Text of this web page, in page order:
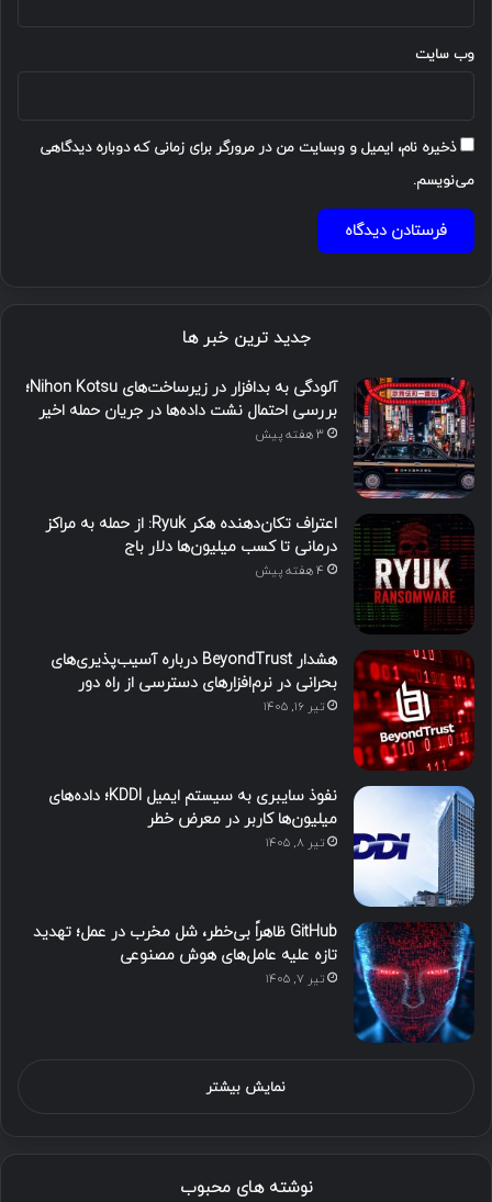
وب‌ سایت
ذخیره نام، ایمیل و وبسایت من در مرورگر برای زمانی که دوباره دیدگاهی
می‌نویسم.
جدید ترین خبر ها
آلودگی به بدافزار در زیرساخت‌های Nihon Kotsu؛
بررسی احتمال نشت داده‌ها در جریان حمله اخیر
3 هفته پیش
اعتراف تکان‌دهنده هکر Ryuk: از حمله به مراکز
درمانی تا کسب میلیون‌ها دلار باج
4 هفته پیش
هشدار BeyondTrust درباره آسیب‌پذیری‌های
بحرانی در نرم‌افزارهای دسترسی از راه دور
تیر ۱۶, ۱۴۰۵
نفوذ سایبری به سیستم ایمیل KDDI؛ داده‌های
میلیون‌ها کاربر در معرض خطر
تیر ۸, ۱۴۰۵
GitHub ظاهراً بی‌خطر، شل مخرب در عمل؛ تهدید
تازه علیه عامل‌های هوش مصنوعی
تیر ۷, ۱۴۰۵
نمایش بیشتر
نوشته های محبوب